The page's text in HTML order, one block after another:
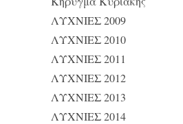
ΛΥΧΝΙΕΣ 2009
ΛΥΧΝΙΕΣ 2010
ΛΥΧΝΙΕΣ 2011
ΛΥΧΝΙΕΣ 2012
ΛΥΧΝΙΕΣ 2013
ΛΥΧΝΙΕΣ 2014